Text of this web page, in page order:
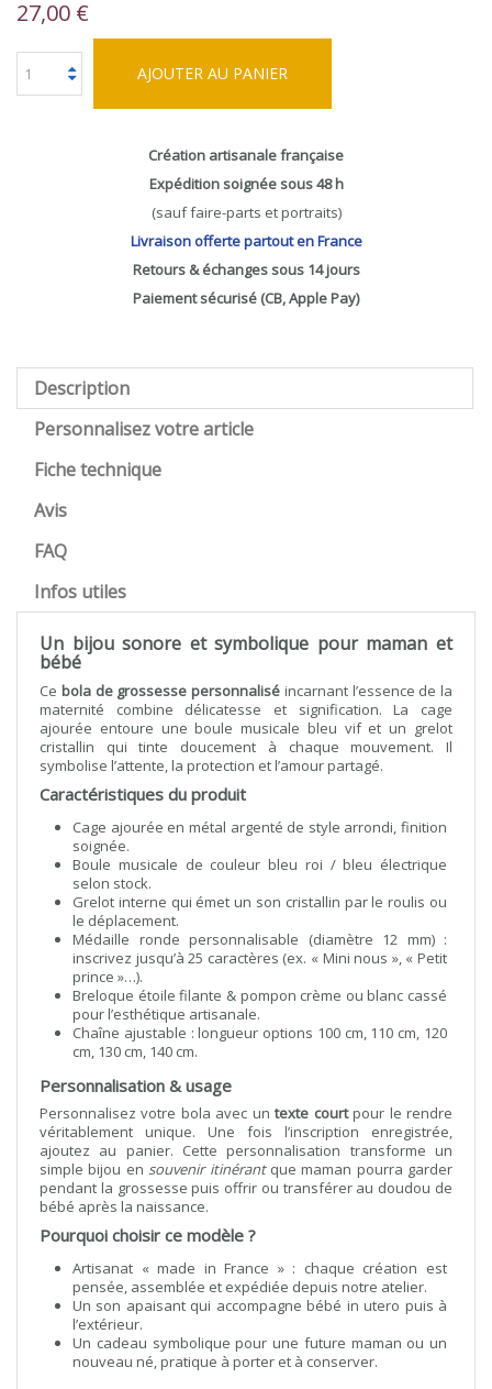
27,00 €
AJOUTER AU PANIER
Création artisanale française
Expédition soignée sous 48 h
(sauf faire-parts et portraits)
Livraison offerte partout en France
Retours & échanges sous 14 jours
Paiement sécurisé (CB, Apple Pay)
Description
Personnalisez votre article
Fiche technique
Avis
FAQ
Infos utiles
Un bijou sonore et symbolique pour maman et
bébé
Ce bola de grossesse personnalisé incarnant l’essence de la
maternité combine délicatesse et signification. La cage
ajourée entoure une boule musicale bleu vif et un grelot
cristallin qui tinte doucement à chaque mouvement. Il
symbolise l’attente, la protection et l’amour partagé.
Caractéristiques du produit
Cage ajourée en métal argenté de style arrondi, finition
soignée.
Boule musicale de couleur bleu roi / bleu électrique
selon stock.
Grelot interne qui émet un son cristallin par le roulis ou
le déplacement.
Médaille ronde personnalisable (diamètre 12 mm) :
inscrivez jusqu’à 25 caractères (ex. « Mini nous », « Petit
prince »…).
Breloque étoile filante & pompon crème ou blanc cassé
pour l’esthétique artisanale.
Chaîne ajustable : longueur options 100 cm, 110 cm, 120
cm, 130 cm, 140 cm.
Personnalisation & usage
Personnalisez votre bola avec untexte courtpour le rendre
véritablement unique. Une fois l’inscription enregistrée,
ajoutez au panier. Cette personnalisation transforme un
simple bijou ensouvenir itinérantque maman pourra garder
pendant la grossesse puis offrir ou transférer au doudou de
bébé après la naissance.
Pourquoi choisir ce modèle ?
Artisanat « made in France » : chaque création est
pensée, assemblée et expédiée depuis notre atelier.
Un son apaisant qui accompagne bébé in utero puis à
l’extérieur.
Un cadeau symbolique pour une future maman ou un
nouveau né, pratique à porter et à conserver.